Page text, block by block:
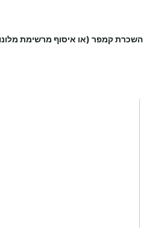
השכרת קמפר (או איסוף מרשימת